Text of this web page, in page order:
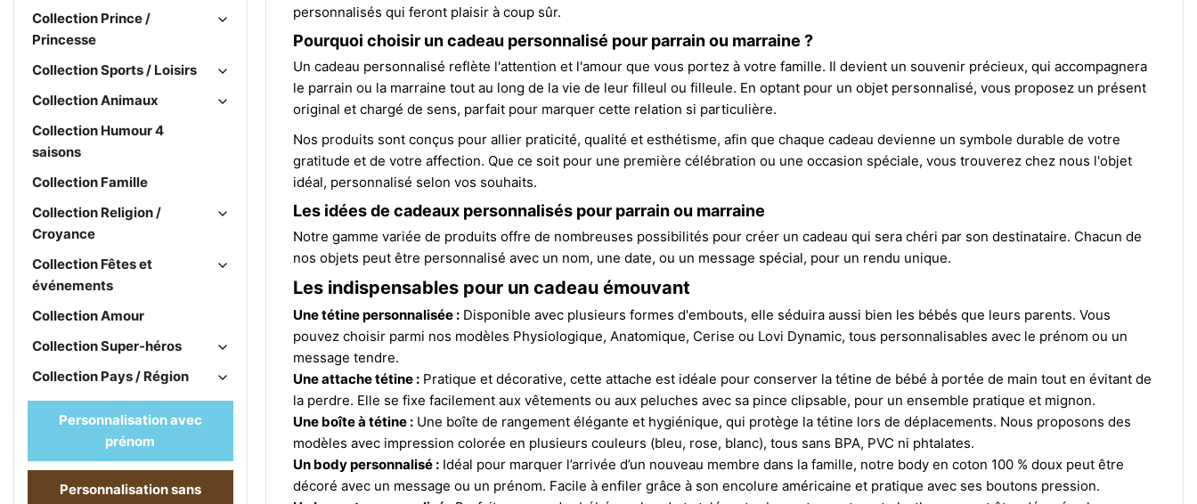
Collection Prince /
Princesse
Collection Sports / Loisirs
Collection Animaux
Collection Humour 4
saisons
Collection Famille
Collection Religion /
Croyance
Collection Fêtes et
événements
Collection Amour
Collection Super-héros
Collection Pays / Région
Personnalisation avec
prénom
Personnalisation sans
personnalisés qui feront plaisir à coup sûr.
Pourquoi choisir un cadeau personnalisé pour parrain ou marraine ?
Un cadeau personnalisé reflète l'attention et l'amour que vous portez à votre famille. Il devient un souvenir précieux, qui accompagnera
le parrain ou la marraine tout au long de la vie de leur filleul ou filleule. En optant pour un objet personnalisé, vous proposez un présent
original et chargé de sens, parfait pour marquer cette relation si particulière.
Nos produits sont conçus pour allier praticité, qualité et esthétisme, afin que chaque cadeau devienne un symbole durable de votre
gratitude et de votre affection. Que ce soit pour une première célébration ou une occasion spéciale, vous trouverez chez nous l'objet
idéal, personnalisé selon vos souhaits.
Les idées de cadeaux personnalisés pour parrain ou marraine
Notre gamme variée de produits offre de nombreuses possibilités pour créer un cadeau qui sera chéri par son destinataire. Chacun de
nos objets peut être personnalisé avec un nom, une date, ou un message spécial, pour un rendu unique.
Les indispensables pour un cadeau émouvant
Une tétine personnalisée :Disponible avec plusieurs formes d'embouts, elle séduira aussi bien les bébés que leurs parents. Vous
pouvez choisir parmi nos modèles Physiologique, Anatomique, Cerise ou Lovi Dynamic, tous personnalisables avec le prénom ou un
message tendre.
Une attache tétine :Pratique et décorative, cette attache est idéale pour conserver la tétine de bébé à portée de main tout en évitant de
la perdre. Elle se fixe facilement aux vêtements ou aux peluches avec sa pince clipsable, pour un ensemble pratique et mignon.
Une boîte à tétine :Une boîte de rangement élégante et hygiénique, qui protège la tétine lors de déplacements. Nous proposons des
modèles avec impression colorée en plusieurs couleurs (bleu, rose, blanc), tous sans BPA, PVC ni phtalates.
Un body personnalisé :Idéal pour marquer l’arrivée d’un nouveau membre dans la famille, notre body en coton 100 % doux peut être
décoré avec un message ou un prénom. Facile à enfiler grâce à son encolure américaine et pratique avec ses boutons pression.